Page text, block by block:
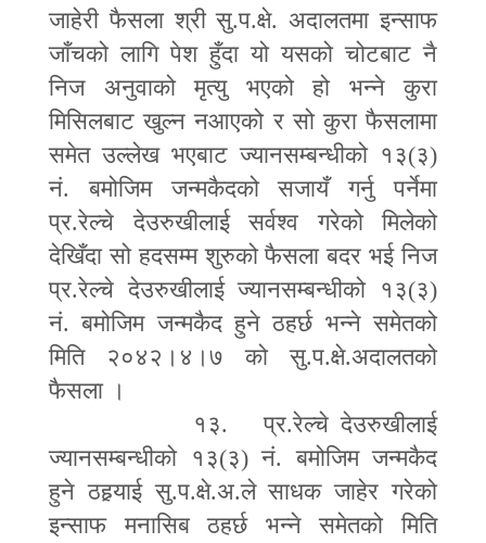
जाहेरी फैसला श्री सु.प.क्षे. अदालतमा इन्साफ
जाँचको लागि पेश हुँदा यो यसको चोटबाट नै
निज अनुवाको मृत्यु भएको हो भन्ने कुरा
मिसिलबाट खुल्न नआएको र सो कुरा फैसलामा
समेत उल्लेख भएबाट ज्यानसम्बन्धीको १३(३)
नं. बमोजिम जन्मकैदको सजायँ गर्नु पर्नेमा
प्र.रेल्चे देउरुखीलाई सर्वश्व गरेको मिलेको
देखिँदा सो हदसम्म शुरुको फैसला बदर भई निज
प्र.रेल्चे देउरुखीलाई ज्यानसम्बन्धीको १३(३)
नं. बमोजिम जन्मकैद हुने ठहर्छ भन्ने समेतको
मिति २०४२।४।७ को सु.प.क्षे.अदालतको
फैसला ।
१३. प्र.रेल्चे देउरुखीलाई
ज्यानसम्बन्धीको १३(३) नं. बमोजिम जन्मकैद
हुने ठहर्‍याई सु.प.क्षे.अ.ले साधक जाहेर गरेको
इन्साफ मनासिब ठहर्छ भन्ने समेतको मिति